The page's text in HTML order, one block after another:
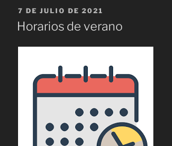
PUBLICADO
EL
7 DE JULIO DE 2021
Horarios de verano